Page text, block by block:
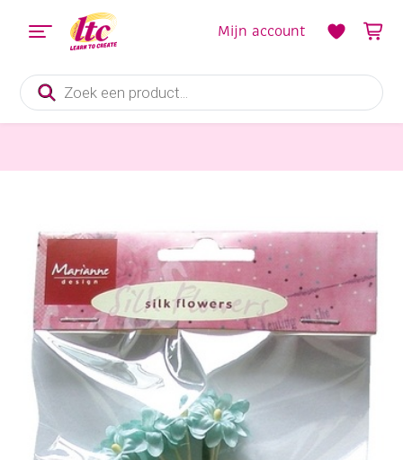
Producten
zoeken
Mijn account